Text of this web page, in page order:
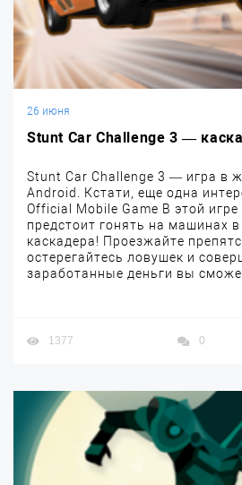
26 июня
Stunt Car Challenge 3 —
Stunt Car Challenge 3 — игра в
Android. Кстати, еще одна
Official Mobile Game В этой
предстоит гонять на машинах в
каскадера! Проезжайте
остерегайтесь ловушек и
заработанные деньги вы
1377 0